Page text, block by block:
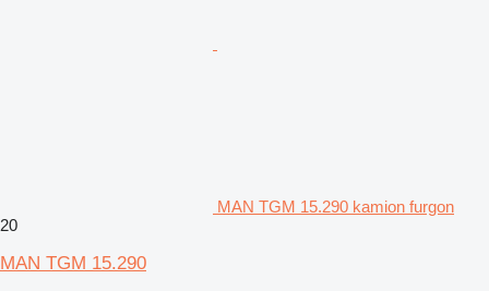
MAN TGM 15.290 kamion furgon
20
MAN TGM 15.290